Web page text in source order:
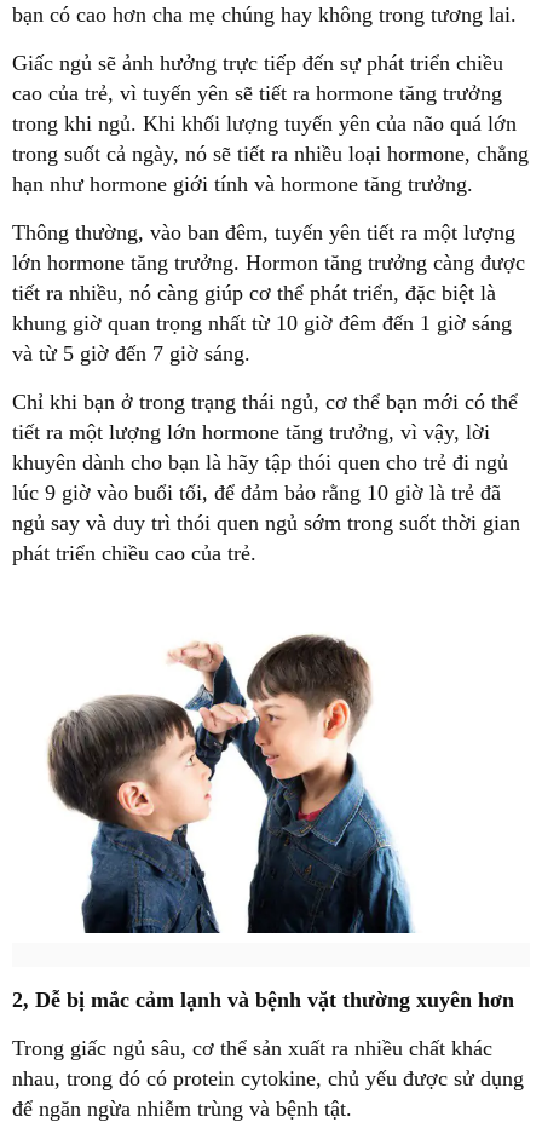
bạn có cao hơn cha mẹ chúng hay không trong tương lai.
Giấc ngủ sẽ ảnh hưởng trực tiếp đến sự phát triển chiều
cao của trẻ, vì tuyến yên sẽ tiết ra hormone tăng trưởng
trong khi ngủ. Khi khối lượng tuyến yên của não quá lớn
trong suốt cả ngày, nó sẽ tiết ra nhiều loại hormone, chẳng
hạn như hormone giới tính và hormone tăng trưởng.
Thông thường, vào ban đêm, tuyến yên tiết ra một lượng
lớn hormone tăng trưởng. Hormon tăng trưởng càng được
tiết ra nhiều, nó càng giúp cơ thể phát triển, đặc biệt là
khung giờ quan trọng nhất từ 10 giờ đêm đến 1 giờ sáng
và từ 5 giờ đến 7 giờ sáng.
Chỉ khi bạn ở trong trạng thái ngủ, cơ thể bạn mới có thể
tiết ra một lượng lớn hormone tăng trưởng, vì vậy, lời
khuyên dành cho bạn là hãy tập thói quen cho trẻ đi ngủ
lúc 9 giờ vào buổi tối, để đảm bảo rằng 10 giờ là trẻ đã
ngủ say và duy trì thói quen ngủ sớm trong suốt thời gian
phát triển chiều cao của trẻ.
2, Dễ bị mắc cảm lạnh và bệnh vặt thường xuyên hơn
Trong giấc ngủ sâu, cơ thể sản xuất ra nhiều chất khác
nhau, trong đó có protein cytokine, chủ yếu được sử dụng
để ngăn ngừa nhiễm trùng và bệnh tật.